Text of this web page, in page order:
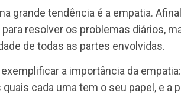
os colaboradores.
busca interessada por